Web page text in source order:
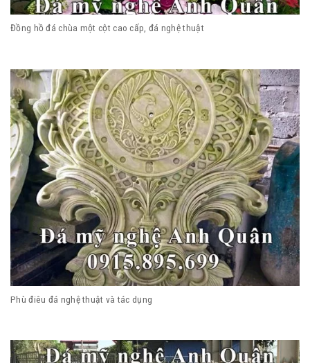
Đồng hồ đá chùa một cột cao cấp, đá nghệ thuật
Phù điêu đá nghệ thuật và tác dụng